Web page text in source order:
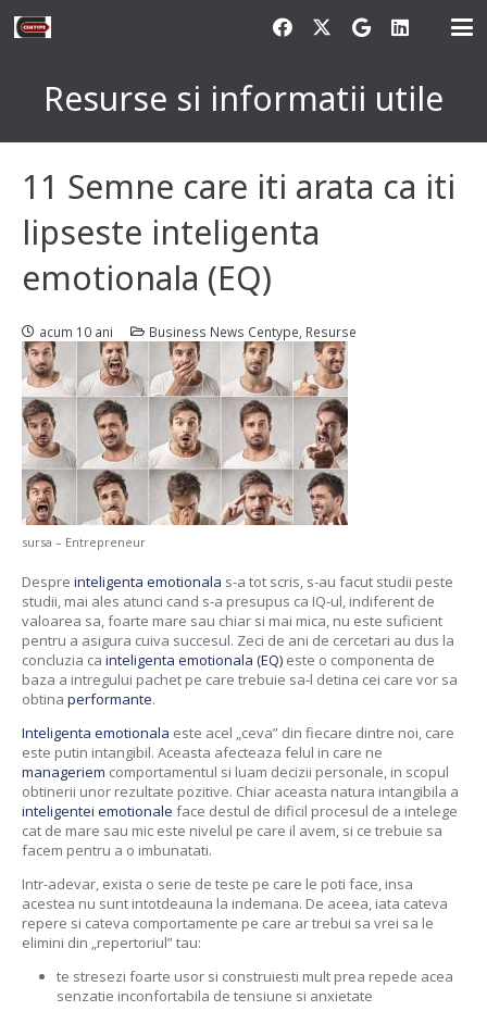
Resurse si informatii utile
11 Semne care iti arata ca iti
lipseste inteligenta
emotionala (EQ)
acum 10 ani Business News Centype Resurse
sursa – Entrepreneur
Despre inteligenta emotionala s-a tot scris, s-au facut studii peste
studii, mai ales atunci cand s-a presupus ca IQ-ul, indiferent de
valoarea sa, foarte mare sau chiar si mai mica, nu este suficient
pentru a asigura cuiva succesul. Zeci de ani de cercetari au dus la
concluzia ca inteligenta emotionala (EQ)este o componenta de
baza a intregului pachet pe care trebuie sa-l detina cei care vor sa
obtina performante.
Inteligenta emotionala este acel „ceva” din fiecare dintre noi, care
este putin intangibil. Aceasta afecteaza felul in care ne
manageriem comportamentul si luam decizii personale, in scopul
obtinerii unor rezultate pozitive. Chiar aceasta natura intangibila a
inteligentei emotionale face destul de dificil procesul de a intelege
cat de mare sau mic este nivelul pe care il avem, si ce trebuie sa
facem pentru a o imbunatati.
Intr-adevar, exista o serie de teste pe care le poti face, insa
acestea nu sunt intotdeauna la indemana. De aceea, iata cateva
repere si cateva comportamente pe care ar trebui sa vrei sa le
elimini din „repertoriul” tau:
te stresezi foarte usor si construiesti mult prea repede acea
senzatie inconfortabila de tensiune si anxietate